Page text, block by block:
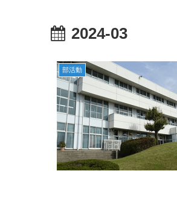
2024-03
部活動